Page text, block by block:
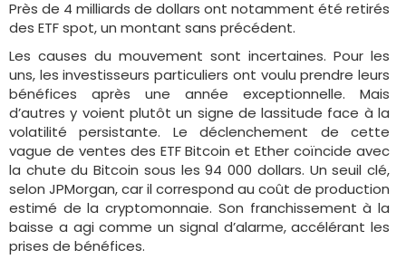
Près de 4 milliards de dollars ont notamment été retirés
des ETF spot, un montant sans précédent.
Les causes du mouvement sont incertaines. Pour les
uns, les investisseurs particuliers ont voulu prendre leurs
bénéfices après une année exceptionnelle. Mais
d’autres y voient plutôt un signe de lassitude face à la
volatilité persistante. Le déclenchement de cette
vague de ventes des ETF Bitcoin et Ether coïncide avec
la chute du Bitcoin sous les 94 000 dollars. Un seuil clé,
selon JPMorgan, car il correspond au coût de production
estimé de la cryptomonnaie. Son franchissement à la
baisse a agi comme un signal d’alarme, accélérant les
prises de bénéfices.